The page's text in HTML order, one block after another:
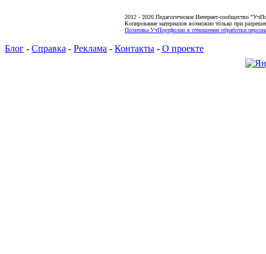
2012 - 2026 Педагогическое Интернет-сообщество
Копирование материалов возможно только при
Политика УчПортфолио в отношении обработки
Блог - Справка - Реклама - Контакты - О проекте